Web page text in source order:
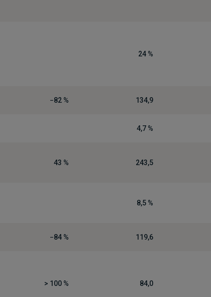
24 %
−82 % 134,9
4,7 %
43 % 243,5
8,5 %
−84 % 119,6
> 100 % 84,0